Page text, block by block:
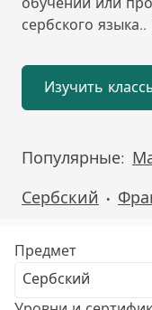
обучении или
сербского
Изучить
Популярные:
Сербский •
Предмет
Сербский